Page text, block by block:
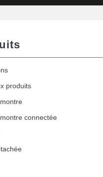
produits
connectée